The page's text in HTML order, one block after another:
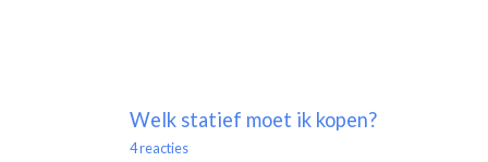
Welk statief moet ik kopen?
4 reacties